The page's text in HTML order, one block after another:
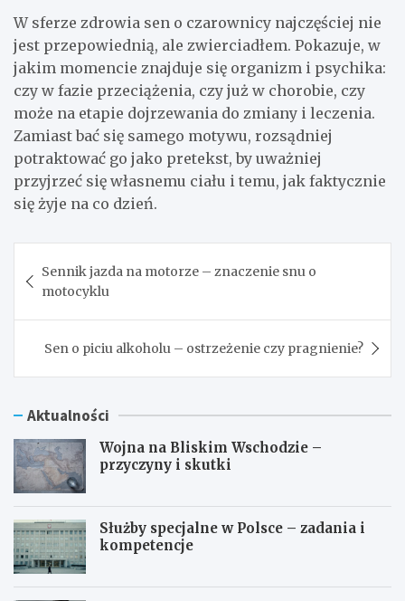
W sferze zdrowia sen o czarownicy najczęściej nie
jest przepowiednią, ale zwierciadłem. Pokazuje, w
jakim momencie znajduje się organizm i psychika:
czy w fazie przeciążenia, czy już w chorobie, czy
może na etapie dojrzewania do zmiany i leczenia.
Zamiast bać się samego motywu, rozsądniej
potraktować go jako pretekst, by uważniej
przyjrzeć się własnemu ciału i temu, jak faktycznie
się żyje na co dzień.
wpisu
Sennik jazda na motorze – znaczenie snu o
motocyklu
Sen o piciu alkoholu – ostrzeżenie czy pragnienie?
Aktualności
Wojna na Bliskim Wschodzie –
przyczyny i skutki
Służby specjalne w Polsce – zadania i
kompetencje